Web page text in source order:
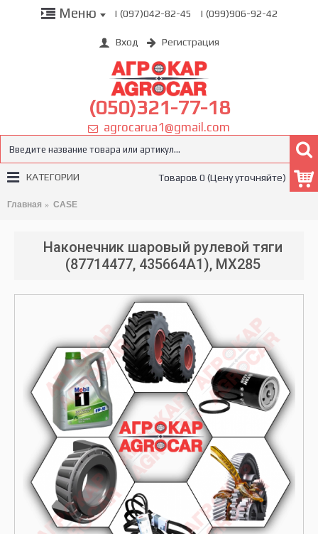
Меню | (097)042-82-45 | (099)906-92-42
Вход Регистрация
(050)321-77-18
agrocarua1@gmail.com
Товаров 0 (Цену уточняйте)
КАТЕГОРИИ
Главная CASE
Наконечник шаровый рулевой тяги
(87714477, 435664A1), MX285